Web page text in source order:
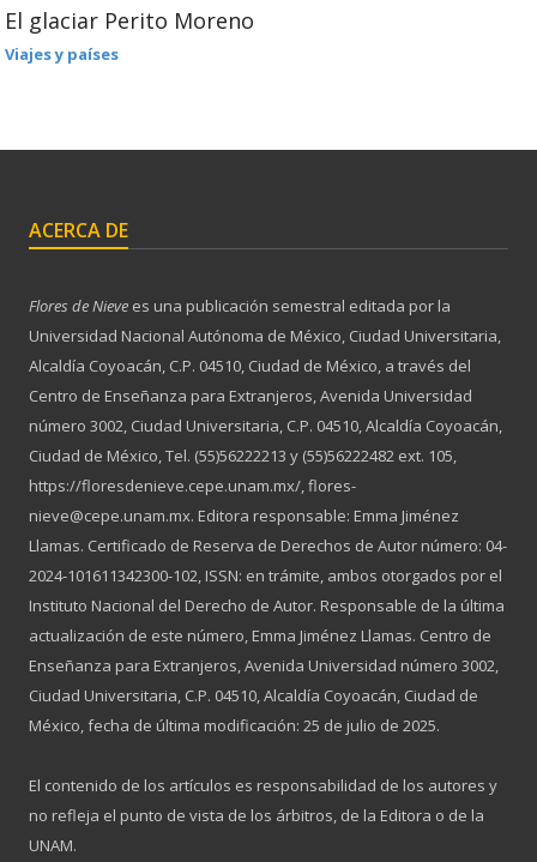
El glaciar Perito Moreno
Viajes y países
ACERCA DE
Flores de Nieve es una publicación semestral editada por la
Universidad Nacional Autónoma de México, Ciudad Universitaria,
Alcaldía Coyoacán, C.P. 04510, Ciudad de México, a través del
Centro de Enseñanza para Extranjeros, Avenida Universidad
número 3002, Ciudad Universitaria, C.P. 04510, Alcaldía Coyoacán,
Ciudad de México, Tel. (55)56222213 y (55)56222482 ext. 105,
https://floresdenieve.cepe.unam.mx/, flores-
nieve@cepe.unam.mx. Editora responsable: Emma Jiménez
Llamas. Certificado de Reserva de Derechos de Autor número: 04-
2024-101611342300-102, ISSN: en trámite, ambos otorgados por el
Instituto Nacional del Derecho de Autor. Responsable de la última
actualización de este número, Emma Jiménez Llamas. Centro de
Enseñanza para Extranjeros, Avenida Universidad número 3002,
Ciudad Universitaria, C.P. 04510, Alcaldía Coyoacán, Ciudad de
México, fecha de última modificación: 25 de julio de 2025.
El contenido de los artículos es responsabilidad de los autores y
no refleja el punto de vista de los árbitros, de la Editora o de la
UNAM.